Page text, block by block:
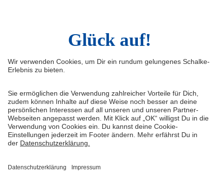
Impressum
Medienportal
FAQ
Datenschutz
Haftungsausschluss
Quicklinks
Shop
schalke04.de
Schalke TV
VELTINS-Arena
ERWIN buchen